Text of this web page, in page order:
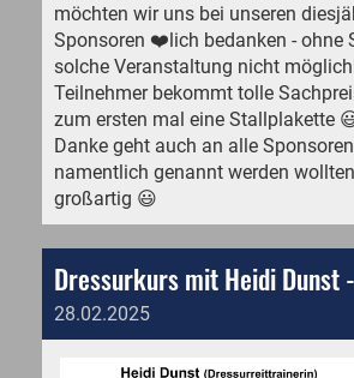
möchten wir uns bei unseren
Sponsoren ❤️lich bedanken - ohne
solche Veranstaltung nicht
Teilnehmer bekommt tolle
zum ersten mal eine Stallplakette
Danke geht auch an alle
namentlich genannt werden
großartig 😃
28.02.2025